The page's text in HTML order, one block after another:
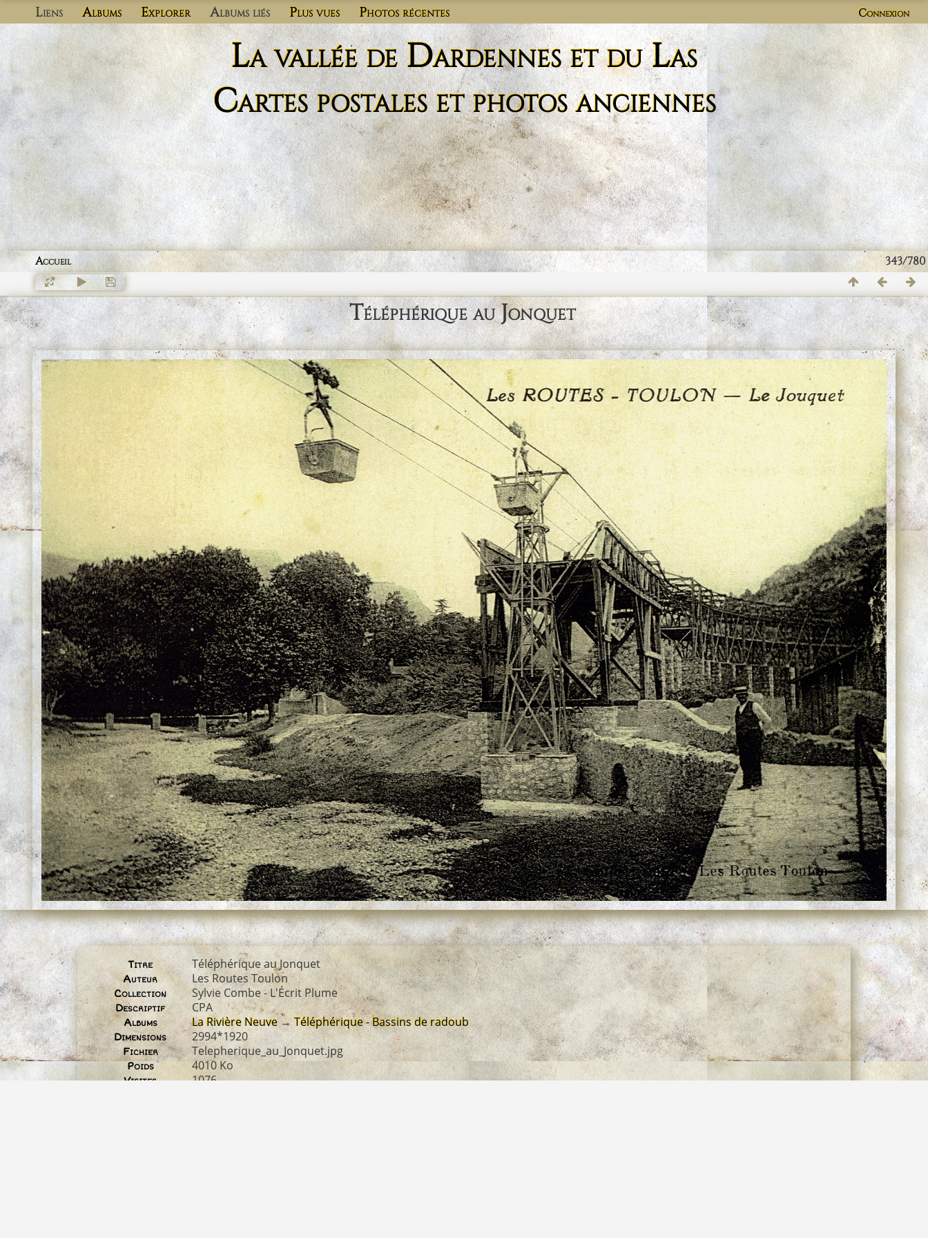
Liens Albums Explorer Albums liés Plus vues Photos récentes Connexion
La vallée de Dardennes et du Las
Cartes postales et photos anciennes
343/780
Accueil
Téléphérique au Jonquet
Titre Téléphérique au Jonquet
Auteur Les Routes Toulon
Collection Sylvie Combe - L'Écrit Plume
Descriptif CPA
Albums La Rivière Neuve→Téléphérique - Bassins de radoub
Dimensions 2994*1920
Fichier Telepherique_au_Jonquet.jpg
Poids 4010 Ko
Visites 1076